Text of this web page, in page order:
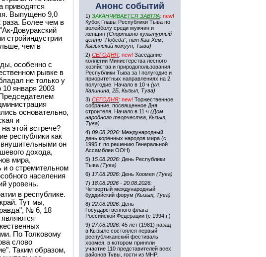
приводятся
Выпущено 9,0
раза. Более чем в
Довуракский
стройиндустрии
чем в
особенно с
рывке в
не только у
10 января 2003
основательно,
и
этой встрече?
республики как
он
дохода,
мира,
и о стремительном
населения
уровень.
в республике.
Тут мы,
№ 6, 18
являются
По Толковому
слово
Таким образом,
Анонс событий
1) ЗАКАНЧИВАЕТСЯ ЗАВТРА: new!
Кубок Главы Республики Тыва по
волейболу среди мужчин и
женщин (Спортивно-культурный
центр "Победа", пгт Каа-Хем,
Кызылский кожуун, Тыва)
2) СЕГОДНЯ: new! Заседание
коллегии Министерства лесного
хозяйства и природопользования
Республики Тыва за I полугодие и
приоритетных направлениях на 2
полугодие. Начало в 10 ч (ул.
Калинина, 2Б, Кызыл, Тува)
3) СЕГОДНЯ: new! Торжественное
собрание, посвященное Дня
строителя. Начало в 11 ч (Дом
народного творчества, Кызыл,
Тува)
4) 09.08.2026: Международный
день коренных народов мира (с
1995 г, по решению Генеральной
Ассамблеи ООН)
5) 15.08.2026: День Республики
Тыва (Тува)
6) 17.08.2026: День Хоомея (Тува)
7) 18.08.2026 - 20.08.2026:
Четвертый международный
буддийский форум (Кызыл, Тува)
8) 22.08.2026: День
Государственного флага
Российской Федерации (с 1994 г.)
9) 27.08.2026: 45 лет (1981) назад
в Кызыле состоялся первый
республиканский фестиваль
хоомея, в котором приняли
участие 110 представителей всех
районов Тувы, гости из МНР,